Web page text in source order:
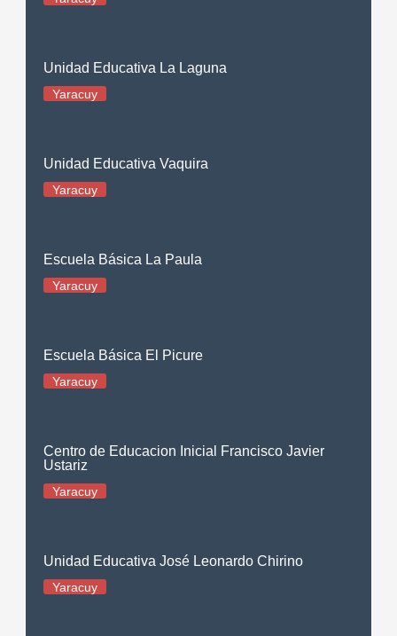
Unidad Educativa La Laguna
Yaracuy
Unidad Educativa Vaquira
Yaracuy
Escuela Básica La Paula
Yaracuy
Escuela Básica El Picure
Yaracuy
Centro de Educacion Inicial Francisco Javier
Ustariz
Yaracuy
Unidad Educativa José Leonardo Chirino
Yaracuy